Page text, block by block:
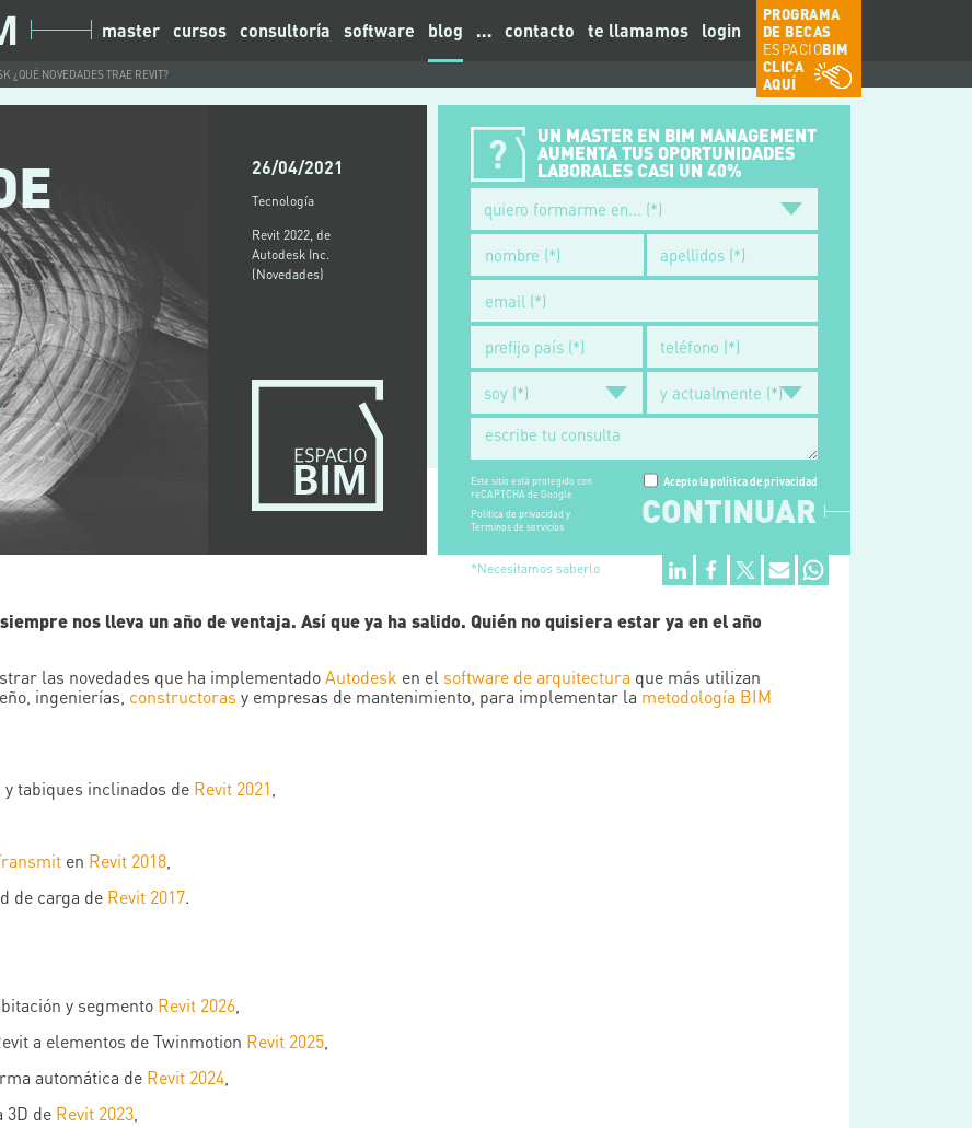
¿QUÉ NOVEDADES TRAE REVIT?
master cursos consultoría software blog … contacto te llamamos login
PROGRAMA
DE BECAS
ESPACIOBIM
CLICA
AQUÍ
26/04/2021
Tecnología
Revit 2022, de
Autodesk Inc.
(Novedades)
UN MASTER EN BIM MANAGEMENT
AUMENTA TUS OPORTUNIDADES
LABORALES CASI UN 40%
Este sitio está protegido con
reCAPTCHA de Google
Política de privacidad y
Terminos de servicios
Acepto la política de privacidad
CONTINUAR
*Necesitamos saberlo
nos lleva un año de ventaja. Así que ya ha salido. Quién no quisiera estar ya en el año
las novedades que ha implementadoAutodesk en el software de arquitectura que más utilizan
ingenierías, constructoras y empresas de mantenimiento, para implementar la metodología BIM
tabiques inclinados de Revit 2021
en Revit 2018
de carga de Revit 2017.
y segmento Revit 2026
a elementos de Twinmotion Revit 2025
automática de Revit 2024
3D de Revit 2023